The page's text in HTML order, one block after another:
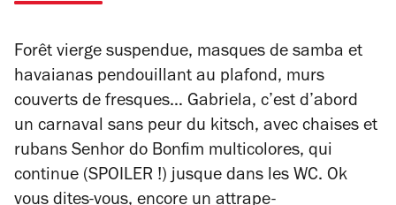
Forêt vierge suspendue, masques de samba et
havaianas pendouillant au plafond, murs
couverts de fresques… Gabriela, c’est d’abord
un carnaval sans peur du kitsch, avec chaises et
rubans Senhor do Bonfim multicolores, qui
continue (SPOILER !) jusque dans les WC. Ok